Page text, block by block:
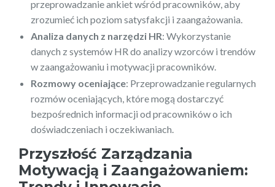
przeprowadzanie ankiet wśród pracowników, aby
zrozumieć ich poziom satysfakcji i zaangażowania.
Analiza danych z narzędzi HR: Wykorzystanie
danych z systemów HR do analizy wzorców i trendów
w zaangażowaniu i motywacji pracowników.
Rozmowy oceniające: Przeprowadzanie regularnych
rozmów oceniających, które mogą dostarczyć
bezpośrednich informacji od pracowników o ich
doświadczeniach i oczekiwaniach.
Przyszłość Zarządzania
Motywacją i Zaangażowaniem: